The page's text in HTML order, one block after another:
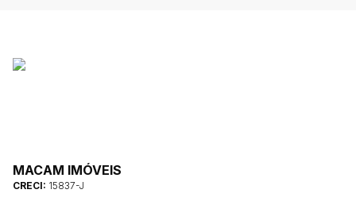
MACAM IMÓVEIS
CRECI: 15837-J